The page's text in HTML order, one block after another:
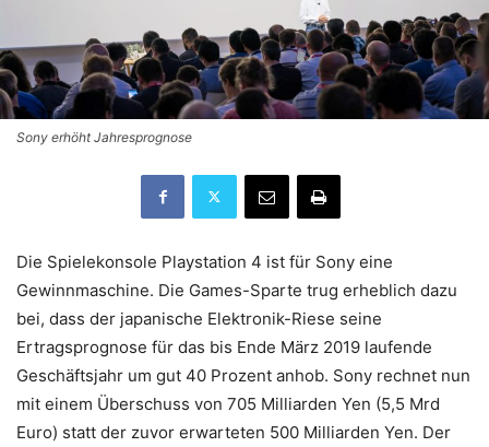
Sony erhöht Jahresprognose
Die Spielekonsole Playstation 4 ist für Sony eine
Gewinnmaschine. Die Games-Sparte trug erheblich dazu
bei, dass der japanische Elektronik-Riese seine
Ertragsprognose für das bis Ende März 2019 laufende
Geschäftsjahr um gut 40 Prozent anhob. Sony rechnet nun
mit einem Überschuss von 705 Milliarden Yen (5,5 Mrd
Euro) statt der zuvor erwarteten 500 Milliarden Yen. Der